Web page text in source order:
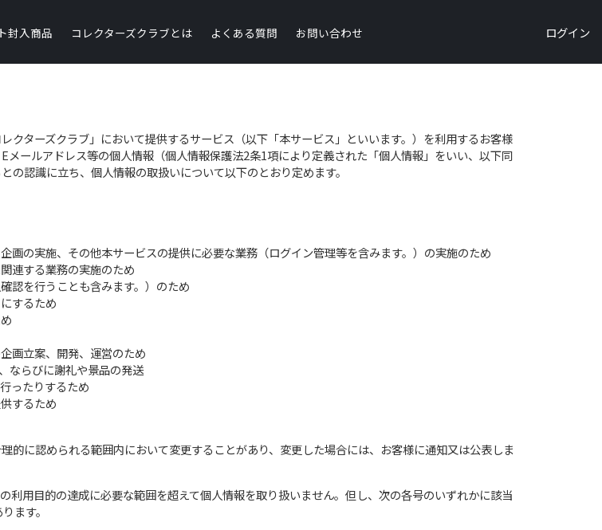
封入商品 コレクターズクラブとは よくある質問 お問い合わせ ログイン
ターズクラブ」において提供するサービス（以下「本サービス」といいます。）を利用するお客様
メールアドレス等の個人情報（個人情報保護法2条1項により定義された「個人情報」をいい、以下同
認識に立ち、個人情報の取扱いについて以下のとおり定めます。
の実施、その他本サービスの提供に必要な業務（ログイン管理等を含みます。）の実施のため
連する業務の実施のため
認を行うことも含みます。）のため
するため
画立案、開発、運営のため
ならびに謝礼や景品の発送
ったりするため
するため
的に認められる範囲内において変更することがあり、変更した場合には、お客様に通知又は公表しま
利用目的の達成に必要な範囲を超えて個人情報を取り扱いません。但し、次の各号のいずれかに該当
ます。